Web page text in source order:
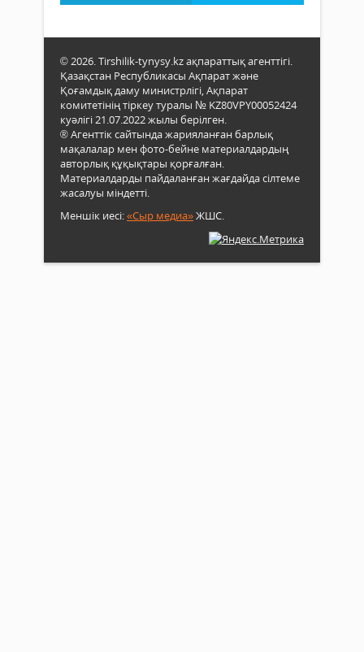
© 2026. Tirshilik-tynysy.kz ақпараттық агенттігі.
Қазақстан Республикасы Ақпарат және
Қоғамдық даму министрлігі, Ақпарат
комитетінің тіркеу туралы № KZ80VPY00052424
куәлігі 21.07.2022 жылы берілген.
® Агенттік сайтында жарияланған барлық
мақалалар мен фото-бейне материалдардың
авторлық құқықтары қорғалған.
Материалдарды пайдаланған жағдайда сілтеме
жасалуы міндетті.
Меншік иесі:«Сыр медиа»ЖШС.